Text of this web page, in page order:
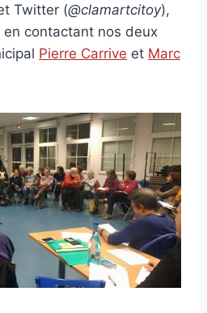
Twitter (@clamartcitoy),
contactant nos deux
Pierre Carrive et Marc